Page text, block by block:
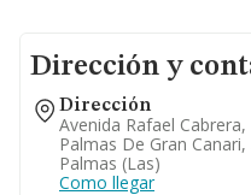
Dirección y
Dirección
Avenida Rafael Cabrera,
Palmas De Gran Canari,
Palmas (las)
Como llegar